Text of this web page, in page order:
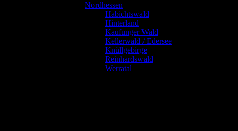
Nordhessen
Habichtswald
Hinterland
Kaufunger Wald
Kellerwald / Edersee
Knüllgebirge
Reinhardswald
Werratal